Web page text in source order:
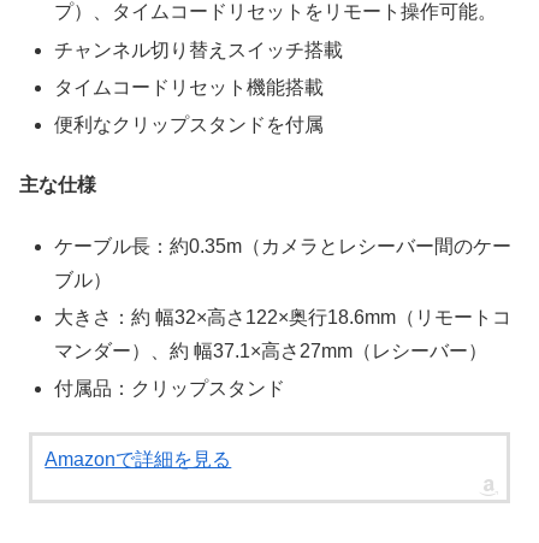
プ）、タイムコードリセットをリモート操作可能。
チャンネル切り替えスイッチ搭載
タイムコードリセット機能搭載
便利なクリップスタンドを付属
主な仕様
ケーブル長：約0.35m（カメラとレシーバー間のケー
ブル）
大きさ：約 幅32×高さ122×奥行18.6mm（リモートコ
マンダー）、約 幅37.1×高さ27mm（レシーバー）
付属品：クリップスタンド
Amazonで詳細を見る